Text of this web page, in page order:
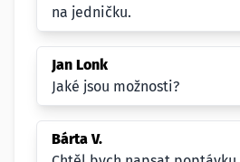
na jedničku.
Jan Lonk
Jaké jsou možnosti?
Bárta V.